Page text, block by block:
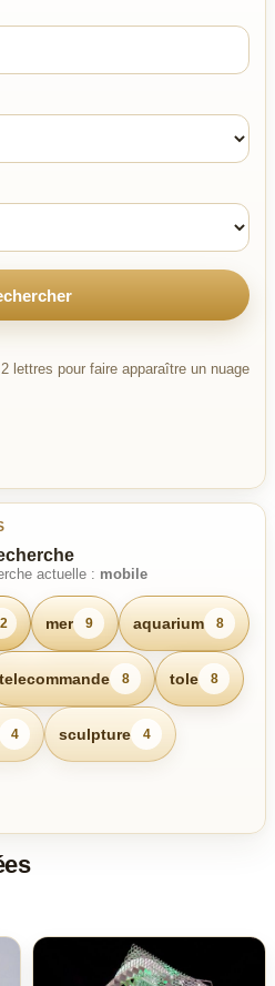
lettres pour faire apparaître un nuage
actuelle : mobile
mer 9 aquarium 8
telecommande 8 tole 8
4 sculpture 4